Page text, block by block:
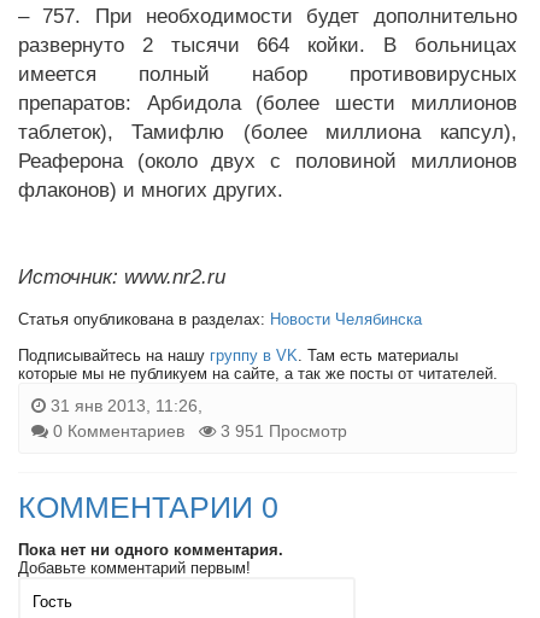
– 757. При необходимости будет дополнительно
развернуто 2 тысячи 664 койки. В больницах
имеется полный набор противовирусных
препаратов: Арбидола (более шести миллионов
таблеток), Тамифлю (более миллиона капсул),
Реаферона (около двух с половиной миллионов
флаконов) и многих других.
Источник: www.nr2.ru
Статья опубликована в разделах: Новости Челябинска
Подписывайтесь на нашу группу в VK. Там есть материалы
которые мы не публикуем на сайте, а так же посты от читателей.
31 янв 2013, 11:26,
0 Комментариев
3 951 Просмотр
КОММЕНТАРИИ 0
Пока нет ни одного комментария.
Добавьте комментарий первым!